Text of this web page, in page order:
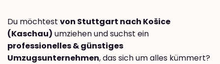
Du möchtest von Stuttgart nach Košice
(Kaschau) umziehen und suchst ein
professionelles & günstiges
Umzugsunternehmen, das sich um alles kümmert?